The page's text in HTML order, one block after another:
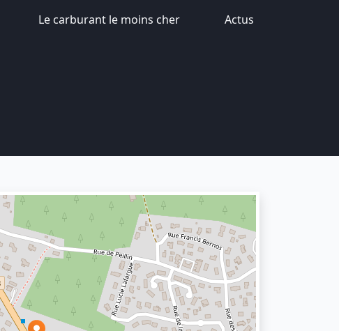
Le carburant le moins cher Actus